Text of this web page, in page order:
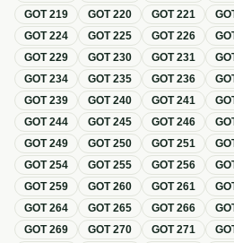
GOT219 GOT220 GOT221
GOT224 GOT225 GOT226
GOT229 GOT230 GOT231
GOT234 GOT235 GOT236
GOT239 GOT240 GOT241
GOT244 GOT245 GOT246
GOT249 GOT250 GOT251
GOT254 GOT255 GOT256
GOT259 GOT260 GOT261
GOT264 GOT265 GOT266
GOT269 GOT270 GOT271